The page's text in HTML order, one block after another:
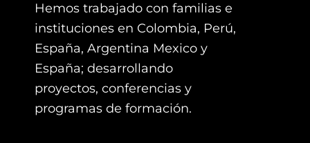
Hemos trabajado con familias e
instituciones en Colombia, Perú,
España, Argentina Mexico y
España; desarrollando
proyectos, conferencias y
programas de formación.